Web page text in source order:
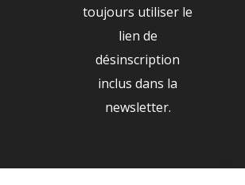
toujours utiliser le
lien de
désinscription
inclus dans la
newsletter.
NOS PARTENAIRES